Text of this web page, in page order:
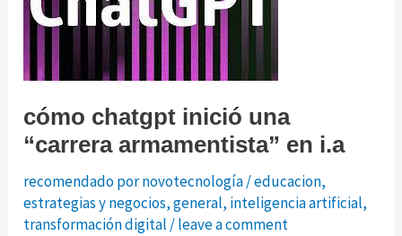
la
cómo chatgpt inició una
“carrera armamentista” en i.a
recomendado por novotecnología/educacion,
estrategias y negocios,general, inteligencia artificial,
transformación digital /leave a comment